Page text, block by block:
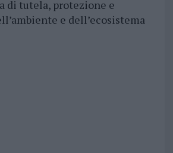
di tutela, protezione e
e dell’ecosistema